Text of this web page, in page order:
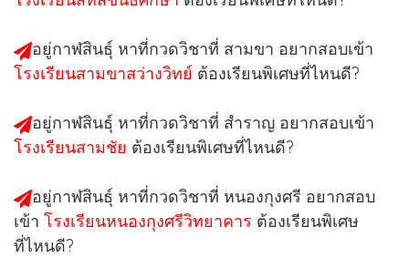
อยู่กาฬสินธุ์ หาที่กวดวิชาที่ สามขา อยากสอบเข้า
โรงเรียนสามขาสว่างวิทย์ ต้องเรียนพิเศษที่ไหนดี?
อยู่กาฬสินธุ์ หาที่กวดวิชาที่ สำราญ อยากสอบเข้า
โรงเรียนสามชัย ต้องเรียนพิเศษที่ไหนดี?
อยู่กาฬสินธุ์ หาที่กวดวิชาที่ หนองกุงศรี อยากสอบ
เข้า โรงเรียนหนองกุงศรีวิทยาคาร ต้องเรียนพิเศษ
ที่ไหนดี?